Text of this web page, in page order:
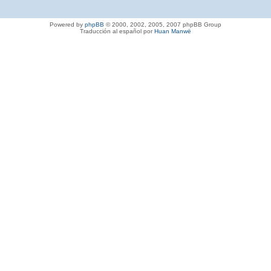
Powered by phpBB © 2000, 2002, 2005, 2007 phpBB Group
Traducción al español porHuan Manwë